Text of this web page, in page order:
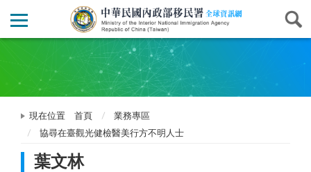
現在位置 首頁
業務專區
協尋在臺觀光健檢醫美行方不明人士
葉文林